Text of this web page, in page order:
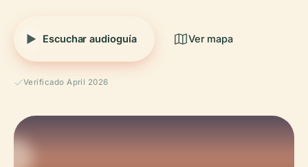
Escuchar audioguía Ver mapa
Verificado April 2026